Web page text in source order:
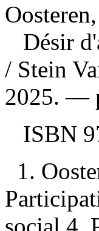
Désir
/ Stein
2025. —
ISBN
1.
social 4.